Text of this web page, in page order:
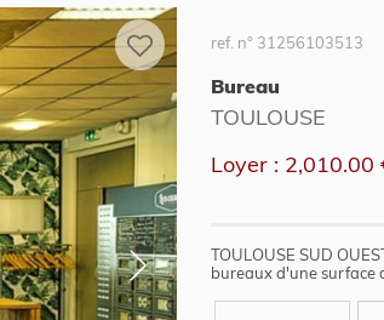
ref. n° 31256103513
Bureau
TOULOUSE
Loyer : 2,010.00
TOULOUSE SUD
bureaux d'une surface